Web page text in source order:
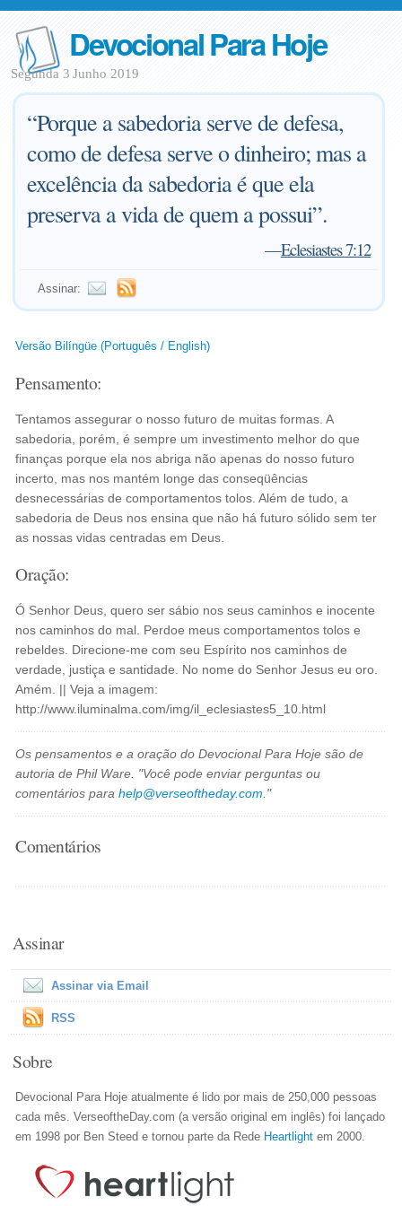
Devocional Para Hoje
Segunda 3 Junho 2019
“Porque a sabedoria serve de defesa,
como de defesa serve o dinheiro; mas a
excelência da sabedoria é que ela
preserva a vida de quem a possui”.
—Eclesiastes 7:12
Assinar:
Versão Bilíngüe (Português / English)
Pensamento:
Tentamos assegurar o nosso futuro de muitas formas. A
sabedoria, porém, é sempre um investimento melhor do que
finanças porque ela nos abriga não apenas do nosso futuro
incerto, mas nos mantém longe das conseqüências
desnecessárias de comportamentos tolos. Além de tudo, a
sabedoria de Deus nos ensina que não há futuro sólido sem ter
as nossas vidas centradas em Deus.
Oração:
Ó Senhor Deus, quero ser sábio nos seus caminhos e inocente
nos caminhos do mal. Perdoe meus comportamentos tolos e
rebeldes. Direcione-me com seu Espírito nos caminhos de
verdade, justiça e santidade. No nome do Senhor Jesus eu oro.
Amém. || Veja a imagem:
http://www.iluminalma.com/img/il_eclesiastes5_10.html
Os pensamentos e a oração do Devocional Para Hoje são de
autoria de Phil Ware. "Você pode enviar perguntas ou
comentários parahelp@verseoftheday.com ."
Comentários
Assinar
Assinar via Email
RSS
Sobre
Devocional Para Hoje atualmente é lido por mais de 250,000 pessoas
cada mês. VerseoftheDay.com (a versão original em inglês) foi lançado
em 1998 por Ben Steed e tornou parte da Rede Heartlight em 2000.